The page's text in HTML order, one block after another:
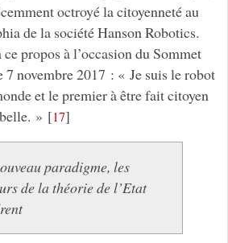
octroyé la citoyenneté au
de la société Hanson Robotics.
propos à l’occasion du Sommet
7 novembre 2017 : « Je suis le robot
et le premier à être fait citoyen
» [17]
paradigme, les
de la théorie de l’Etat